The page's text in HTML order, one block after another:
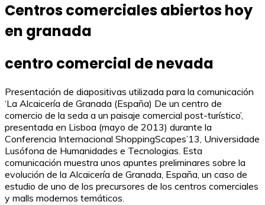
Centros comerciales abiertos hoy
en granada
centro comercial de nevada
Presentación de diapositivas utilizada para la comunicación
‘La Alcaicería de Granada (España) De un centro de
comercio de la seda a un paisaje comercial post-turístico’,
presentada en Lisboa (mayo de 2013) durante la
Conferencia Internacional ShoppingScapes’13, Universidade
Lusófona de Humanidades e Tecnologias. Esta
comunicación muestra unos apuntes preliminares sobre la
evolución de la Alcaicería de Granada, España, un caso de
estudio de uno de los precursores de los centros comerciales
y malls modernos temáticos.